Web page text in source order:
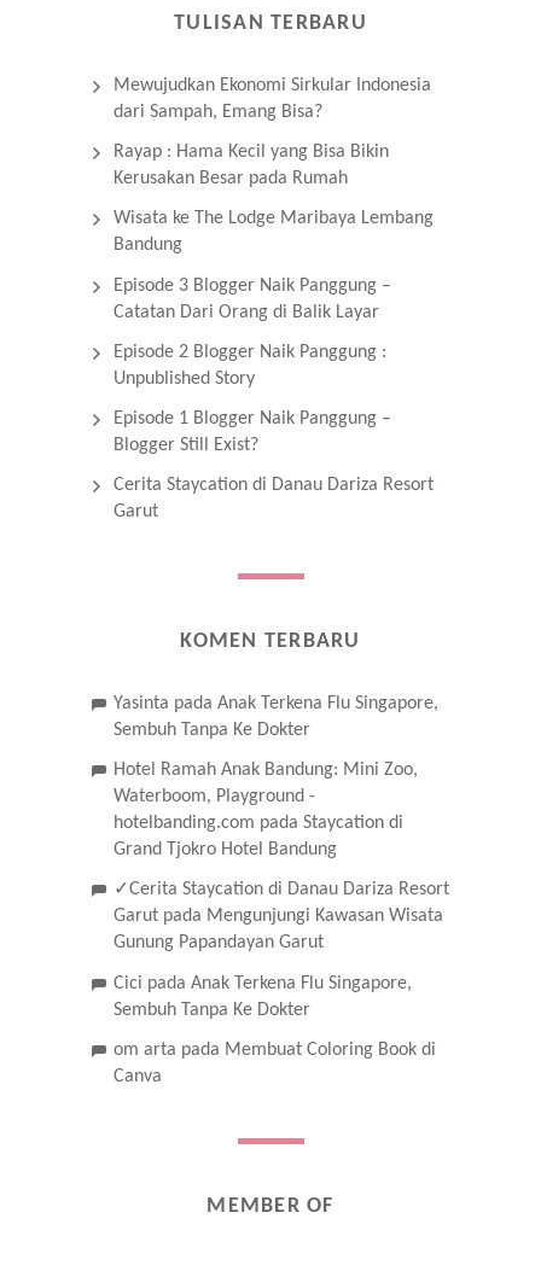
TULISAN TERBARU
Mewujudkan Ekonomi Sirkular Indonesia
dari Sampah, Emang Bisa?
Rayap : Hama Kecil yang Bisa Bikin
Kerusakan Besar pada Rumah
Wisata ke The Lodge Maribaya Lembang
Bandung
Episode 3 Blogger Naik Panggung –
Catatan Dari Orang di Balik Layar
Episode 2 Blogger Naik Panggung :
Unpublished Story
Episode 1 Blogger Naik Panggung –
Blogger Still Exist?
Cerita Staycation di Danau Dariza Resort
Garut
KOMEN TERBARU
Yasinta pada Anak Terkena Flu Singapore,
Sembuh Tanpa Ke Dokter
Hotel Ramah Anak Bandung: Mini Zoo,
Waterboom, Playground -
hotelbanding.com pada Staycation di
Grand Tjokro Hotel Bandung
✓Cerita Staycation di Danau Dariza Resort
Garut pada Mengunjungi Kawasan Wisata
Gunung Papandayan Garut
Cici pada Anak Terkena Flu Singapore,
Sembuh Tanpa Ke Dokter
om arta pada Membuat Coloring Book di
Canva
MEMBER OF